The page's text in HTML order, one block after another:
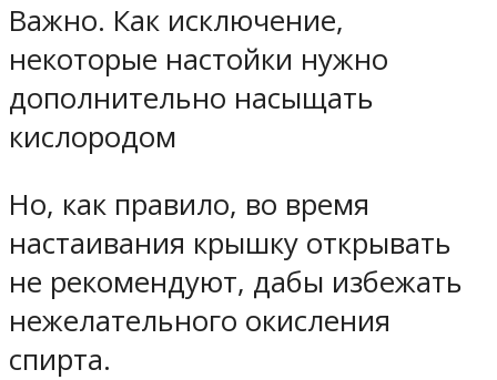
Важно. Как исключение,
некоторые настойки нужно
дополнительно насыщать
кислородом
Но, как правило, во время
настаивания крышку открывать
не рекомендуют, дабы избежать
нежелательного окисления
спирта.